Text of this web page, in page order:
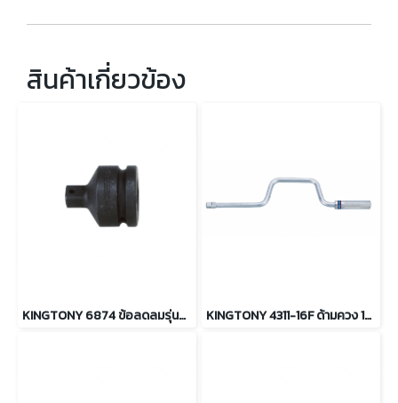
สินค้าเกี่ยวข้อง
KINGTONY 6874 ข้อลดลมรุ่นผอม ขนาด 3/4 เป็น 1/2 นิ้ว KINGTONY 4311-16F ด้ามควง 1/2" ความยาว 16-1/4 นิ้ว